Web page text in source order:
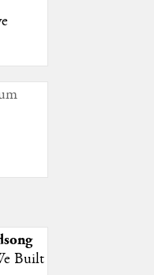
Built